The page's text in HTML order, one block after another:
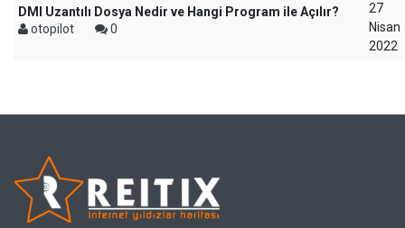
DMI Uzantılı Dosya Nedir ve Hangi Program ile Açılır?
otopilot
0
27
Nisan
2022